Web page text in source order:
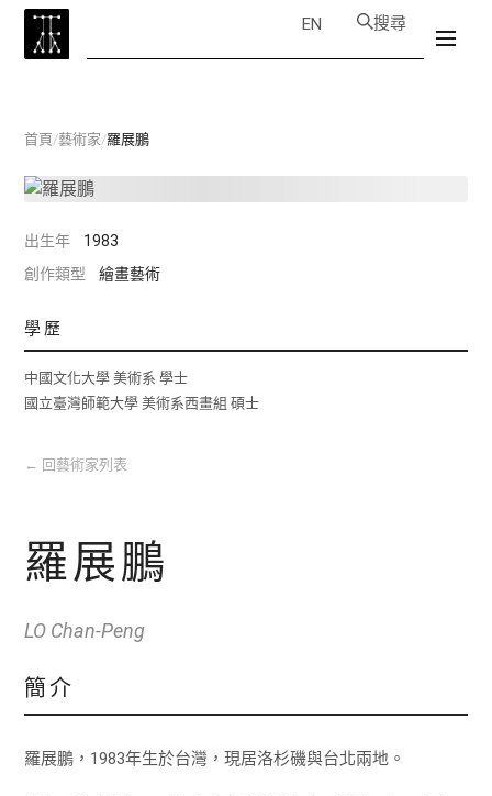
EN 搜尋
首頁/藝術家/羅展鵬
出生年
1983
創作類型
繪畫藝術
學歷
中國文化大學 美術系 學士
國立臺灣師範大學 美術系西畫組 碩士
← 回藝術家列表
羅展鵬
LO Chan-Peng
簡介
羅展鵬，1983年生於台灣，現居洛杉磯與台北兩地。